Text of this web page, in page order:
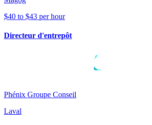
$40 to $43 per hour
Directeur d'entrepôt
Phénix Groupe Conseil
Laval